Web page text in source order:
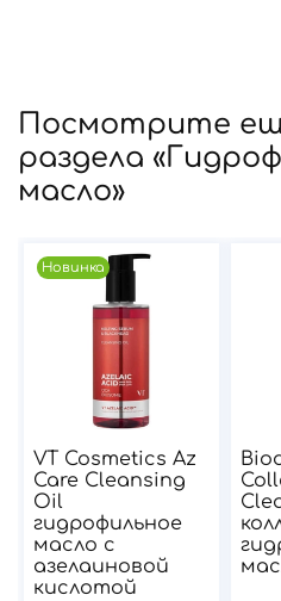
Посмотрите
раздела
масло»
Новинка
VT Cosmetics Az
Care Cleansing
Oil
гидрофильное
масло с
азелаиновой
кислотой